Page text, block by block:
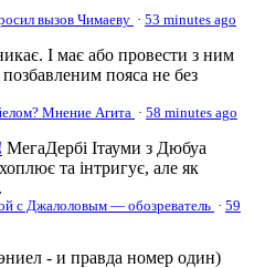
вызов Чимаеву · 53 minutes ago
І має або провести з ним
пояса не без
Мнение Агита · 58 minutes ago
МегаДербі Ітауми з Дюбуа
та інтригує, але як
с Джалоловым — обозреватель · 59
- и правда номер один)